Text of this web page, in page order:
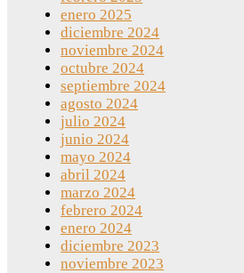
enero 2025
diciembre 2024
noviembre 2024
octubre 2024
septiembre 2024
agosto 2024
julio 2024
junio 2024
mayo 2024
abril 2024
marzo 2024
febrero 2024
enero 2024
diciembre 2023
noviembre 2023